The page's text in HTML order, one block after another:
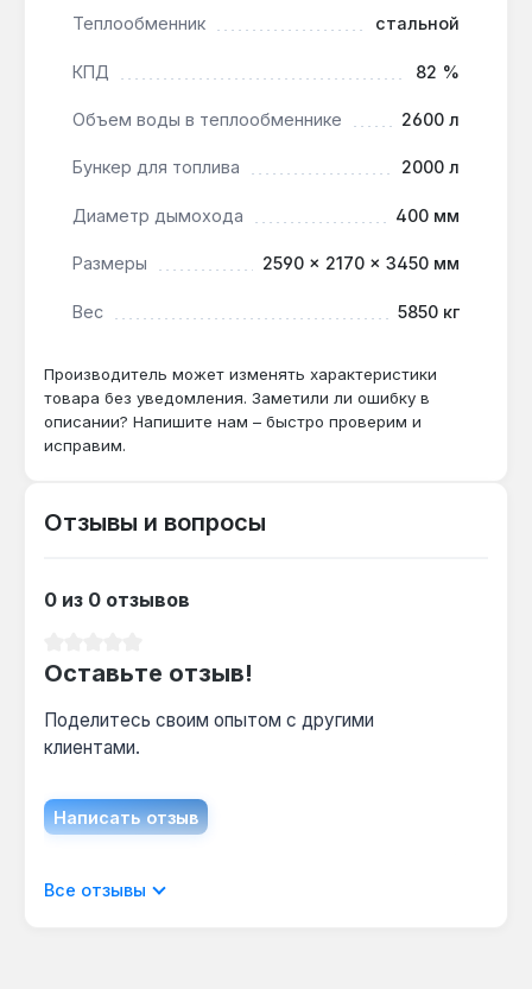
Подключение контура отопления — фланец du100,
Польша. Гарантия 5 лет, доставка по Украине.
Какой объем бункера у Heiztechnik Q Max
Бункер 2000 л для угля или пеллет
при номинальной мощности 600 кВт, что
сокращает обслуживание.
Совместим ли котел с системой «теплый
пол»?
Да — через опциональный контроллер HT-
35-45 °C.
Теплообменник стальной
КПД 82 %
Объем воды в теплообменнике 2600 л
Бункер для топлива 2000 л
Диаметр дымохода 400 мм
Размеры 2590 × 2170 × 3450 мм
Вес 5850 кг
Производитель может изменять характеристики
товара без уведомления. Заметили ли ошибку в
описании? Напишите нам – быстро проверим и
исправим.
Отзывы и вопросы
0 из 0 отзывов
Оставьте отзыв!
Поделитесь своим опытом с другими
клиентами.
Написать отзыв
Отображать отзывы только на текущем
Все отзывы